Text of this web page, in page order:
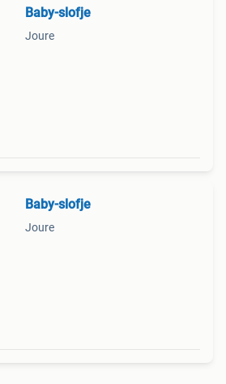
Baby-slofje
Joure
Baby-slofje
Joure